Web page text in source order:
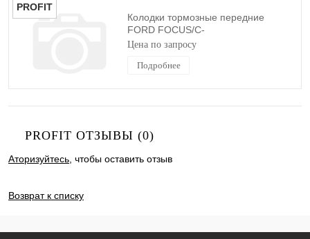
PROFIT
Колодки тормозные передние
FORD FOCUS/C-
MAX/KUGA/ECOSPORT 2003-
Цена по запросу
Подробнее
PROFIT ОТЗЫВЫ (0)
Аторизуйтесь , чтобы оставить отзыв
Возврат к списку